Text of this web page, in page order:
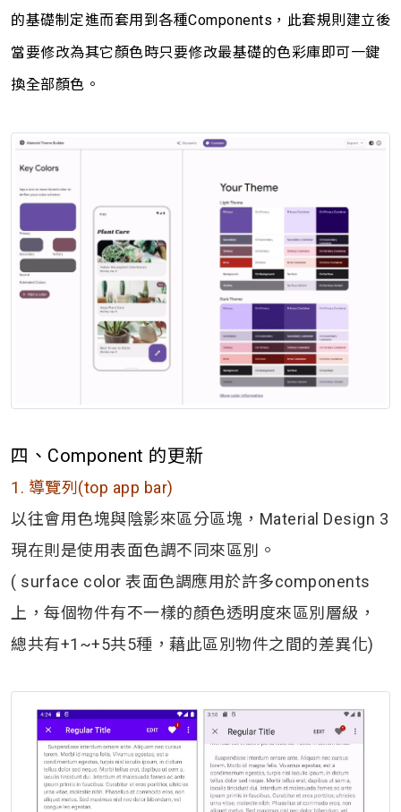
的基礎制定進而套用到各種Components，此套規則建立後
當要修改為其它顏色時只要修改最基礎的色彩庫即可一鍵
換全部顏色。
四、Component 的更新
1. 導覽列(top app bar)
以往會用色塊與陰影來區分區塊，Material Design 3
現在則是使用表面色調不同來區別。
( surface color 表面色調應用於許多components
上，每個物件有不一樣的顏色透明度來區別層級，
總共有+1~+5共5種，藉此區別物件之間的差異化)